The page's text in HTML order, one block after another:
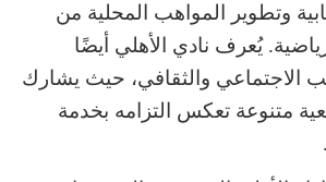
وتطوير المواهب المحلية من
يُعرف نادي الأهلي أيضًا
الاجتماعي والثقافي، حيث يشارك
متنوعة تعكس التزامه بخدمة